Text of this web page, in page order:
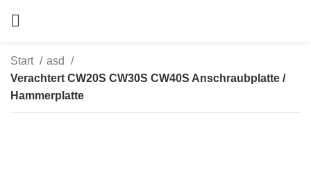
Start
asd
Verachtert CW20S CW30S CW40S Anschraubplatte /
Hammerplatte